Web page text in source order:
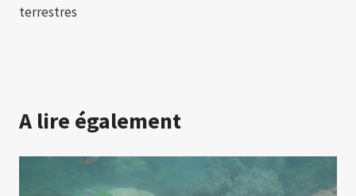
terrestres
A lire également